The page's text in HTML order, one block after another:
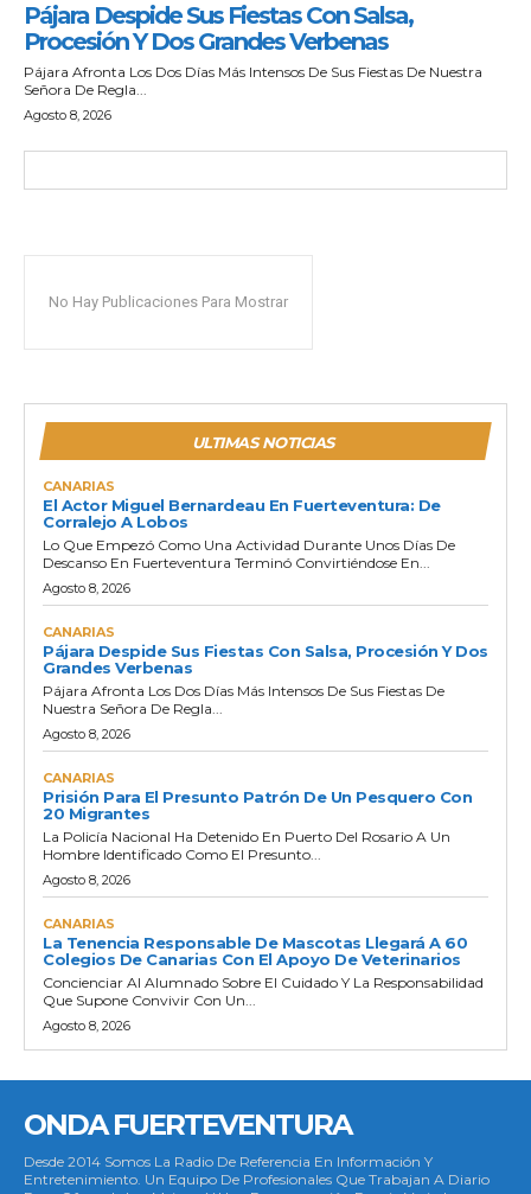
Pájara Despide Sus Fiestas Con Salsa,
Procesión Y Dos Grandes Verbenas
Pájara Afronta Los Dos Días Más Intensos De Sus Fiestas De Nuestra
Señora De Regla...
Agosto 8, 2026
No Hay Publicaciones Para Mostrar
ULTIMAS NOTICIAS
CANARIAS
El Actor Miguel Bernardeau En Fuerteventura: De
Corralejo A Lobos
Lo Que Empezó Como Una Actividad Durante Unos Días De
Descanso En Fuerteventura Terminó Convirtiéndose En...
Agosto 8, 2026
CANARIAS
Pájara Despide Sus Fiestas Con Salsa, Procesión Y Dos
Grandes Verbenas
Pájara Afronta Los Dos Días Más Intensos De Sus Fiestas De
Nuestra Señora De Regla...
Agosto 8, 2026
CANARIAS
Prisión Para El Presunto Patrón De Un Pesquero Con
20 Migrantes
La Policía Nacional Ha Detenido En Puerto Del Rosario A Un
Hombre Identificado Como El Presunto...
Agosto 8, 2026
CANARIAS
La Tenencia Responsable De Mascotas Llegará A 60
Colegios De Canarias Con El Apoyo De Veterinarios
Concienciar Al Alumnado Sobre El Cuidado Y La Responsabilidad
Que Supone Convivir Con Un...
Agosto 8, 2026
ONDA FUERTEVENTURA
Desde 2014 Somos La Radio De Referencia En Información Y
Entretenimiento. Un Equipo De Profesionales Que Trabajan A Diario